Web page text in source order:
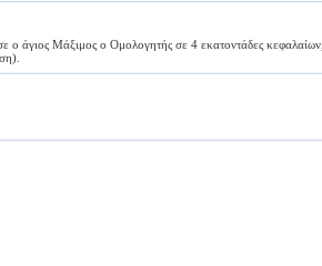
ο άγιος Μάξιμος ο Ομολογητής σε 4 εκατοντάδες κεφαλαίων,